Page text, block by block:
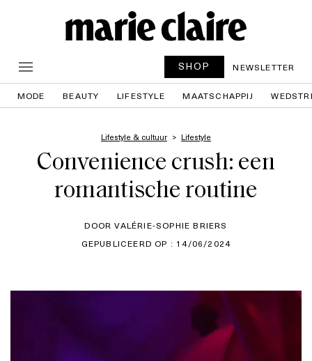
SHOP NEWSLETTER
MODE BEAUTY LIFESTYLE MAATSCHAPPIJ
Lifestyle & cultuur Lifestyle
Convenience crush: een
romantische routine
DOOR VALÉRIE-SOPHIE BRIERS
GEPUBLICEERD OP : 14/06/2024